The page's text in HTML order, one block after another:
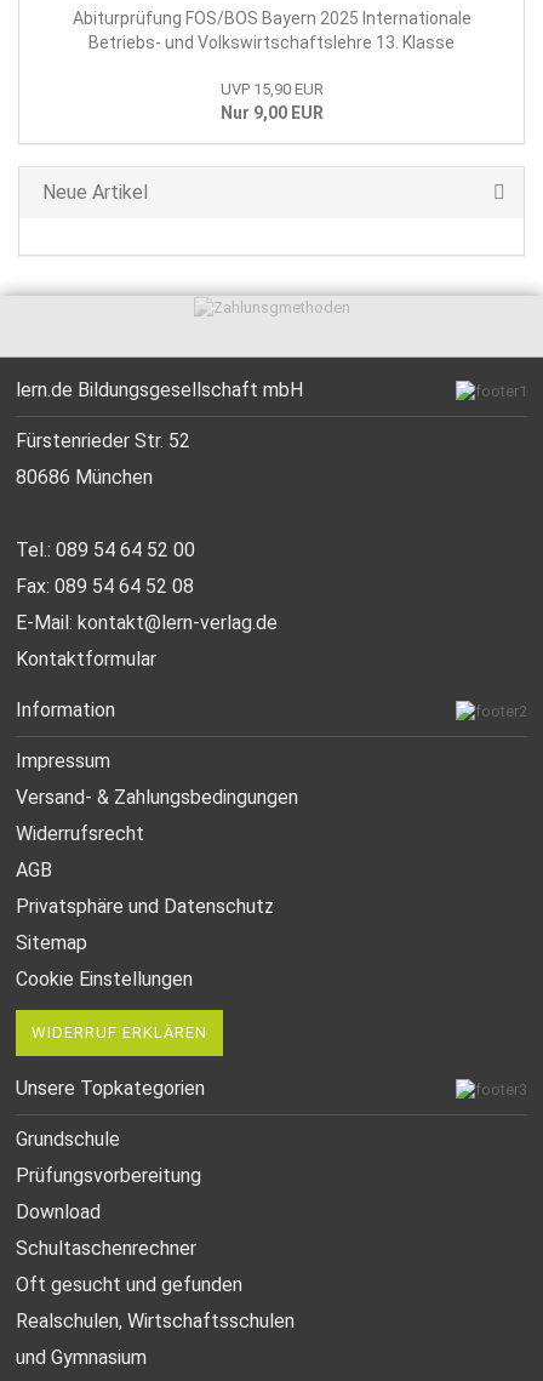
Abiturprüfung FOS/BOS Bayern 2025 Internationale
Betriebs- und Volkswirtschaftslehre 13. Klasse
UVP 15,90 EUR
Nur 9,00 EUR
Neue Artikel
lern.de Bildungsgesellschaft mbH
Fürstenrieder Str. 52
80686 München
Tel.: 089 54 64 52 00
Fax: 089 54 64 52 08
E-Mail:kontakt@lern-verlag.de
Kontaktformular
Information
Impressum
Versand- & Zahlungsbedingungen
Widerrufsrecht
AGB
Privatsphäre und Datenschutz
Sitemap
Cookie Einstellungen
WIDERRUF ERKLÄREN
Unsere Topkategorien
Grundschule
Prüfungsvorbereitung
Download
Schultaschenrechner
Oft gesucht und gefunden
Realschulen,Wirtschaftsschulen
und Gymnasium